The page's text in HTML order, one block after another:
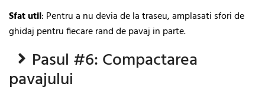
Sfatutil: Pentru a nu devia de la traseu, amplasati sfori de
ghidaj pentru fiecare rand de pavaj in parte.
Pasul #6: Compactarea
pavajului